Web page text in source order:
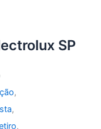
SP
,
,
,